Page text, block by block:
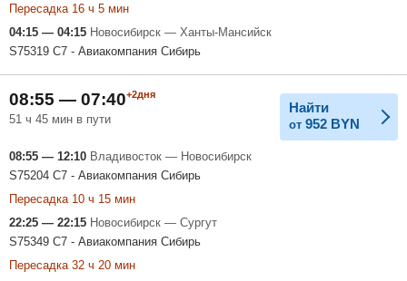
Пересадка 16 ч 5 мин
04:15 — 04:15 Новосибирск — Ханты-Мансийск
S75319 С7 - Авиакомпания Сибирь
08:55 — 07:40+2дня
51 ч 45 мин в пути
Найти
от 952 BYN
08:55 — 12:10 Владивосток — Новосибирск
S75204 С7 - Авиакомпания Сибирь
Пересадка 10 ч 15 мин
22:25 — 22:15 Новосибирск — Сургут
S75349 С7 - Авиакомпания Сибирь
Пересадка 32 ч 20 мин